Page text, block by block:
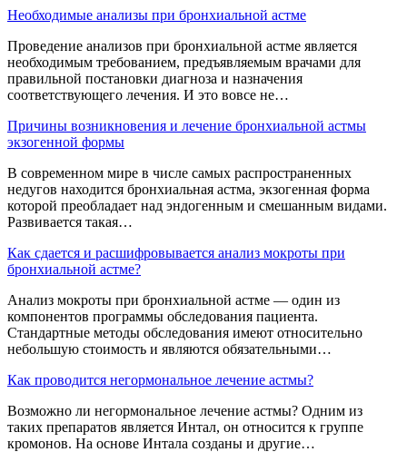
Необходимые анализы при бронхиальной астме
Проведение анализов при бронхиальной астме является
необходимым требованием, предъявляемым врачами для
правильной постановки диагноза и назначения
соответствующего лечения. И это вовсе не…
Причины возникновения и лечение бронхиальной астмы
экзогенной формы
В современном мире в числе самых распространенных
недугов находится бронхиальная астма, экзогенная форма
которой преобладает над эндогенным и смешанным видами.
Развивается такая…
Как сдается и расшифровывается анализ мокроты при
бронхиальной астме?
Анализ мокроты при бронхиальной астме — один из
компонентов программы обследования пациента.
Стандартные методы обследования имеют относительно
небольшую стоимость и являются обязательными…
Как проводится негормональное лечение астмы?
Возможно ли негормональное лечение астмы? Одним из
таких препаратов является Интал, он относится к группе
кромонов. На основе Интала созданы и другие…